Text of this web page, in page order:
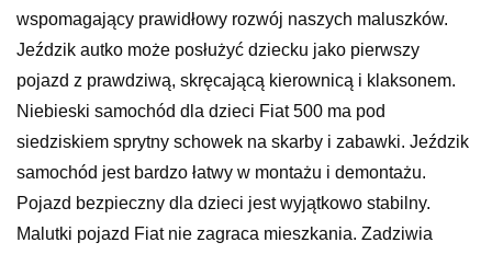
wspomagający prawidłowy rozwój naszych maluszków.
Jeździk autko może posłużyć dziecku jako pierwszy
pojazd z prawdziwą, skręcającą kierownicą i klaksonem.
Niebieski samochód dla dzieci Fiat 500 ma pod
siedziskiem sprytny schowek na skarby i zabawki. Jeździk
samochód jest bardzo łatwy w montażu i demontażu.
Pojazd bezpieczny dla dzieci jest wyjątkowo stabilny.
Malutki pojazd Fiat nie zagraca mieszkania. Zadziwia